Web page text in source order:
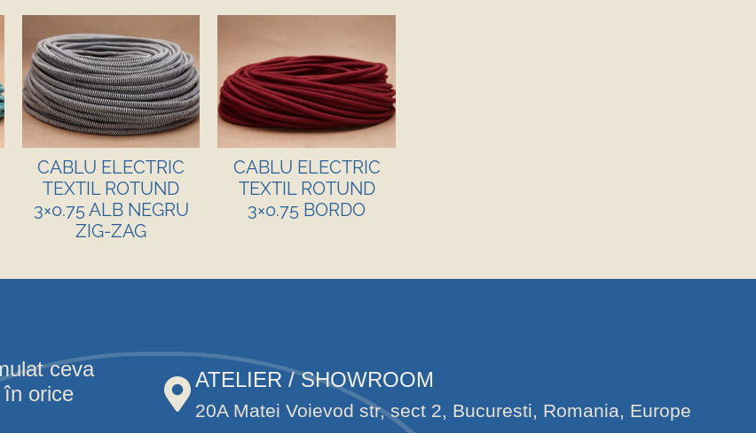
CABLU ELECTRIC
TEXTIL ROTUND
3×0.75 ALB NEGRU
ZIG-ZAG
CABLU ELECTRIC
TEXTIL ROTUND
3×0.75 BORDO
ceva
orice
ATELIER / SHOWROOM
20A Matei Voievod str, sect 2, Bucuresti, Romania, Europe